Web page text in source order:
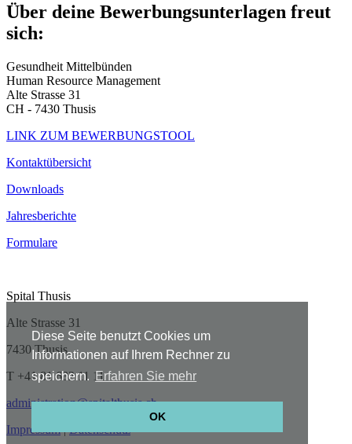
Diese Seite benutzt Cookies um
Informationen auf Ihrem Rechner zu
speichern. Erfahren Sie mehr
OK
Über deine Bewerbungsunterlagen freut
sich:
Gesundheit Mittelbünden
Human Resource Management
Alte Strasse 31
CH - 7430 Thusis
LINK ZUM BEWERBUNGSTOOL
Kontaktübersicht
Downloads
Jahresberichte
Formulare
Spital Thusis
Alte Strasse 31
7430 Thusis
T +41 81 632 11 11
administration@spitalthusis.ch
Impressum|Datenschutz